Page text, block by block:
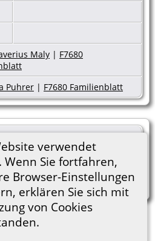
verwendet
Wenn Sie fortfahren,
Browser-Einstellungen
erklären Sie sich mit
von Cookies
Maly | F7680
Puhrer | F7680 Familienblatt
] Oberbaumgarten, Pfarre, 13
2017, Taufmatrikel, eigene
Wittingau, Internet, Buch
Aufnahme 80